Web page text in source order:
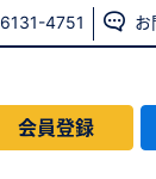
4751 お
会員登録